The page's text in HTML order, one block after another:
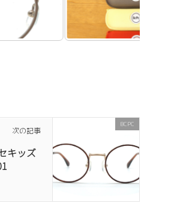
BCPC
次の記事
キッズ